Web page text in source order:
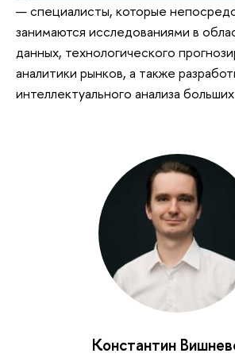
— специалисты, которые
занимаются исследованиями в
данных, технологического
аналитики рынков, а также
интеллектуального анализа
Константин